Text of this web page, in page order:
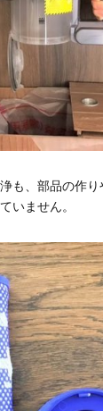
も、部品の作
いません。